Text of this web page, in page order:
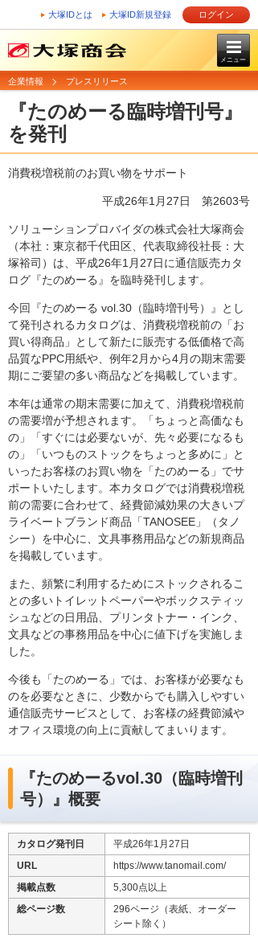
大塚IDとは 大塚ID新規登録 ログイン
メニュー
企業情報 プレスリリース
『たのめーる臨時増刊号』
を発刊
消費税増税前のお買い物をサポート
平成26年1月27日 第2603号
ソリューションプロバイダの株式会社大塚商会
（本社：東京都千代田区、代表取締役社長：大
塚裕司）は、平成26年1月27日に通信販売カタ
ログ『たのめーる』を臨時発刊します。
今回『たのめーる vol.30（臨時増刊号）』とし
て発刊されるカタログは、消費税増税前の「お
買い得商品」として新たに販売する低価格で高
品質なPPC用紙や、例年2月から4月の期末需要
期にご要望の多い商品などを掲載しています。
本年は通常の期末需要に加えて、消費税増税前
の需要増が予想されます。「ちょっと高価なも
の」「すぐには必要ないが、先々必要になるも
の」「いつものストックをちょっと多めに」と
いったお客様のお買い物を「たのめーる」でサ
ポートいたします。本カタログでは消費税増税
前の需要に合わせて、経費節減効果の大きいプ
ライベートブランド商品「TANOSEE」（タノ
シー）を中心に、文具事務用品などの新規商品
を掲載しています。
また、頻繁に利用するためにストックされるこ
との多いトイレットペーパーやボックスティッ
シュなどの日用品、プリンタトナー・インク、
文具などの事務用品を中心に値下げを実施しま
した。
今後も「たのめーる」では、お客様が必要なも
のを必要なときに、少数からでも購入しやすい
通信販売サービスとして、お客様の経費節減や
オフィス環境の向上に貢献してまいります。
『たのめーるvol.30（臨時増刊
号）』概要
カタログ発刊日
平成26年1月27日
URL
https://www.tanomail.com/
掲載点数
5,300点以上
総ページ数
296ページ（表紙、オーダー
シート除く）